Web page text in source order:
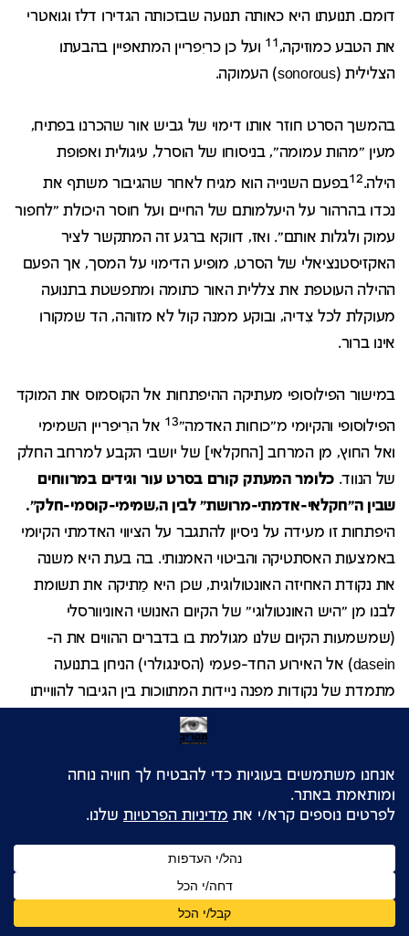
דומם. תנועתו היא כאותה תנועה שבזכותה הגדירו דלז וגואטרי
את הטבע כמוזיקה, 11 ועל כן כריִפריין המתאפיין בהבעתו
הצלילית (sonorous) העמוקה.
בהמשך הסרט חוזר אותו דימוי של גביש אור שהכרנו בפתיח,
מעין "מהות עמומה", בניסוחו של הוסרל, עיגולית ואפופת
הילה.12בפעם השנייה הוא מגיח לאחר שהגיבור משתף את
נכדו בהרהור על היעלמותם של החיים ועל חוסר היכולת "לחפור
עמוק ולגלות אותם". ואז, דווקא ברגע זה המתקשר לציר
האקזיסטנציאלי של הסרט, מופיע הדימוי על המסך, אך הפעם
ההילה העוטפת את צללית האור כתומה ומתפשטת בתנועה
מעוקלת לכל צִדיה, ובוקע ממנה קול לא מזוהה, הד שמקורו
אינו ברור.
במישור הפילוסופי מעתיקה ההיפתחות אל הקוסמוס את המוקד
הפילוסופי והקיומי מ"כוחות האדמה"13 אל הרִיפריין השמימי
ואל החוץ, מן המרחב [החקלאי] של יושבי הקבע למרחב החלק
של הנווד. כלומר המעתק קורם בסרט עור וגידים במרווחים
שבין ה"חקלאי-אדמתי-מרושת" לבין ה,שמימי-קוסמי-חלק".
היפתחות זו מעידה על ניסיון להתגבר על הציווי האדמתי הקיומי
באמצעות האסתטיקה והביטוי האמנותי. בה בעת היא משנה
את נקודת האחיזה האונטולוגית, שכן היא מַתיקה את תשומת
לבנו מן "היש האונטולוגי" של הקיום האנושי האוניוורסלי
(שמשמעות הקיום שלנו מגולמת בו בדברים ההווים את ה-
dasein) אל האירוע החד-פעמי (הסינגולרי) הניחן בתנועה
מתמדת של נקודות מפנה ניידות המתווכות בין הגיבור להווייתו
המפגש של הקוסמי עם הארצי והנגיסה של הרִיפריין הקוסמי
באסמבלז' הטריטוריאלי-אדמתי מתומצתים להפליא לפני
סצנת העקירה בסרט ובמהלכה. לאחר שהגיבור קושר בין ההוויה
הקיומית להוויה העצית, בקובעו כי "עדיף להיות עץ זית מאשר
להיות בן אדם", נראה שוב הדימוי הקוסמי העיגולי, הגבישי,
כשהוא משוטט בשמים בתנועה אנכית. כעת, עמום יותר